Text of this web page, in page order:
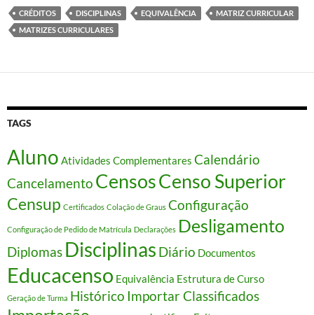
CRÉDITOS DISCIPLINAS EQUIVALÊNCIA
MATRIZ CURRICULAR
MATRIZES CURRICULARES
TAGS
Aluno Atividades Complementares Calendário
Cancelamento CensosCenso Superior
Censup Certificados Colação de Graus Configuração
Configuração de Pedido de Matrícula Declarações Desligamento
Diplomas Disciplinas Diário Documentos
Educacenso Equivalência Estrutura de Curso
Geração de Turma Histórico Importar Classificados